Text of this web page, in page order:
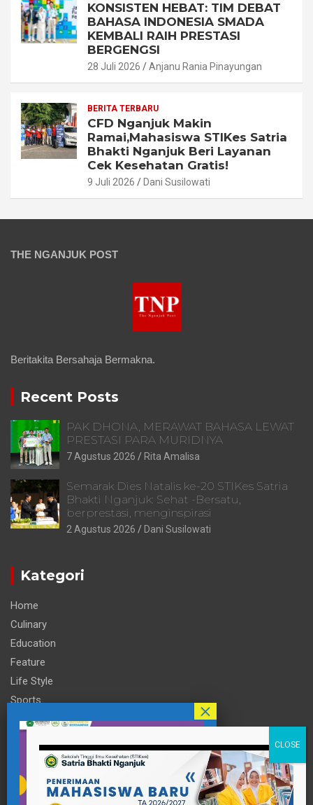
KONSISTEN HEBAT: TIM DEBAT
BAHASA INDONESIA SMADA
KEMBALI RAIH PRESTASI
BERGENGSI
28 Juli 2026 Anjanu Rania Pinayungan
BERITA TERBARU
CFD Nganjuk Makin
Ramai,Mahasiswa STIKes Satria
Bhakti Nganjuk Beri Layanan
Cek Kesehatan Gratis!
9 Juli 2026 Dani Susilowati
THE NGANJUK POST
Beritakita Bersahaja Bermakna.
Recent Posts
PAK DHONA, MERAWAT BAHASA LEWAT
PRESTASI PARA MURIDNYA
7 Agustus 2026 Rita Amalisa
Semarak Dies Natalis ke-20 STIKes Satria
Bhakti Nganjuk: Sehat -Bersatu,
berprestasi, menginspirasi
2 Agustus 2026 Dani Susilowati
Kategori
Home
Culinary
Education
Feature
Life Style
Sports
Technology
Informasi